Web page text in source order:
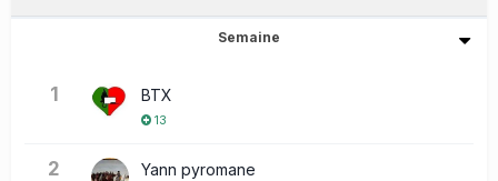
Semaine
1 BTX
13
2 Yann pyromane